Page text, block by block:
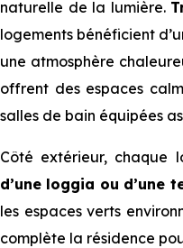
naturelle de la lumière.
logements bénéficient
une atmosphère
offrent des espaces
salles de bain équipées
Côté extérieur, chaque
d’une loggia ou d’une
les espaces verts
complète la résidence